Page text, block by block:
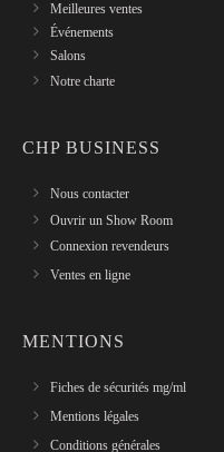
Meilleures ventes
Événements
Salons
Notre charte
CHP BUSINESS
Nous contacter
Ouvrir un Show Room
Connexion revendeurs
Ventes en ligne
MENTIONS
Fiches de sécurités mg/ml
Mentions légales
Conditions générales